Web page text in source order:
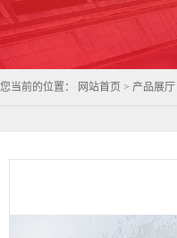
您当前的位置： 网站首页 > 产品展厅